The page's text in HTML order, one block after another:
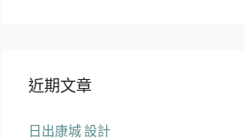
近期文章
日出康城 設計